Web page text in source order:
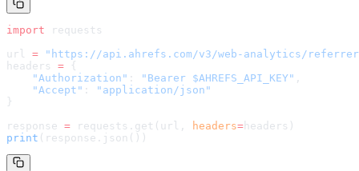
import requests
url = " https://api.ahrefs.com/v3/web-analytics/
headers = {
    "Authorization"
: "Bearer $AHREFS_API_KEY" ,
    "Accept"
:
"application/json"
}
response = requests.get(url, headers= headers )
print (response.json())